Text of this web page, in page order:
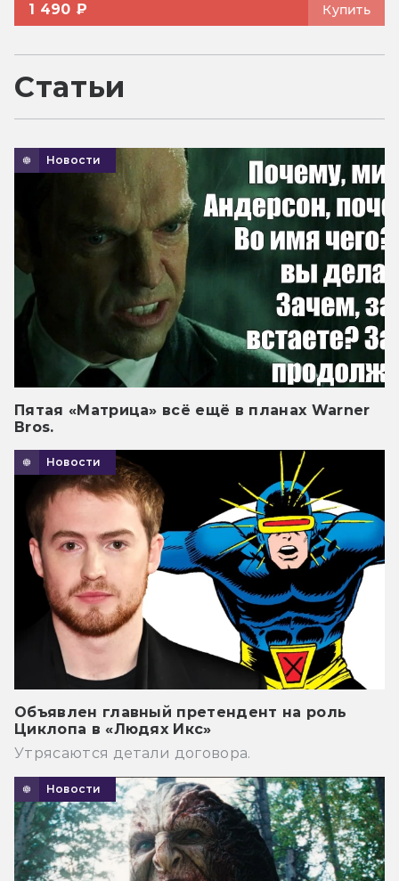
1 490 ₽ Купить
Статьи
Новости
Пятая «Матрица» всё ещё в планах Warner
Bros.
Новости
Объявлен главный претендент на роль
Циклопа в «Людях Икс»
Утрясаются детали договора.
Новости